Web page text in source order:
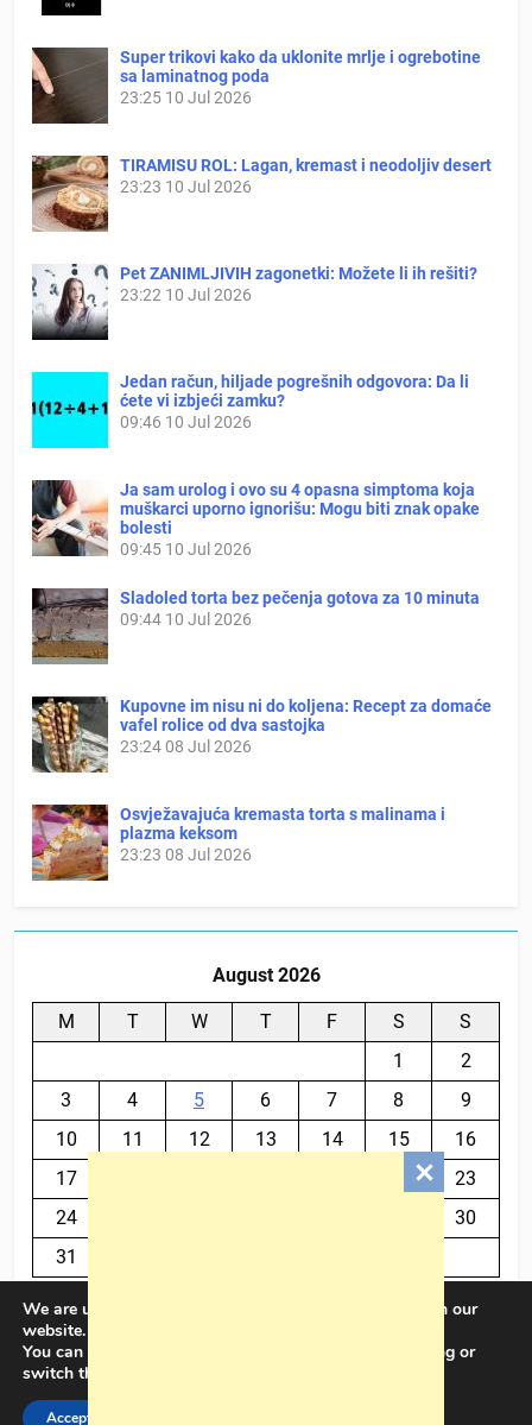
Super trikovi kako da uklonite mrlje i ogrebotine
sa laminatnog poda
23:25 10 Jul 2026
TIRAMISU ROL: Lagan, kremast i neodoljiv desert
23:23 10 Jul 2026
Pet ZANIMLJIVIH zagonetki: Možete li ih rešiti?
23:22 10 Jul 2026
Jedan račun, hiljade pogrešnih odgovora: Da li
ćete vi izbjeći zamku?
09:46 10 Jul 2026
Ja sam urolog i ovo su 4 opasna simptoma koja
muškarci uporno ignorišu: Mogu biti znak opake
bolesti
09:45 10 Jul 2026
Sladoled torta bez pečenja gotova za 10 minuta
09:44 10 Jul 2026
Kupovne im nisu ni do koljena: Recept za domaće
vafel rolice od dva sastojka
23:2408 Jul 2026
Osvježavajuća kremasta torta s malinama i
plazma keksom
23:23 08 Jul 2026
August 2026
M T W T F S
S
1
2
3
4 5 6 7 8
9
10
11 12 13 14 15
16
17
23
24
30
31
BalkanPlus 2024© Powered By
We are using cookies to give you the best experience on our
website.
You can find out more about which cookies we are using or
switch them off in
Accept